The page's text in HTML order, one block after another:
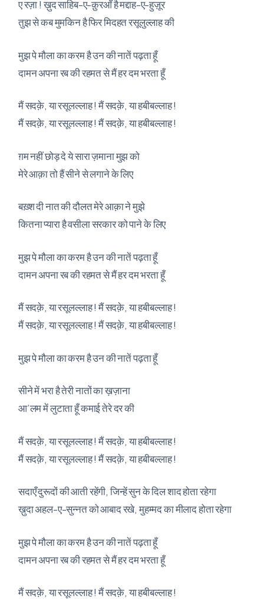
ए रज़ा ! ख़ुद साहिब-ए-क़ुरआँ है मद्दाह-ए-हुज़ूर
तुझ से कब मुमकिन है फिर मिदहत रसूलुल्लाह की
मुझ पे मौला का करम है उन की नातें पढ़ता हूँ
दामन अपना रब की रहमत से मैं हर दम भरता हूँ
मैं सदक़े, या रसूलल्लाह ! मैं सदक़े, या हबीबल्लाह !
मैं सदक़े, या रसूलल्लाह ! मैं सदक़े, या हबीबल्लाह !
ग़म नहीं छोड़ दे ये सारा ज़माना मुझ को
मेरे आक़ा तो हैं सीने से लगाने के लिए
बख़्श दी नात की दौलत मेरे आक़ा ने मुझे
कितना प्यारा है वसीला सरकार को पाने के लिए
मुझ पे मौला का करम है उन की नातें पढ़ता हूँ
दामन अपना रब की रहमत से मैं हर दम भरता हूँ
मैं सदक़े, या रसूलल्लाह ! मैं सदक़े, या हबीबल्लाह !
मैं सदक़े, या रसूलल्लाह ! मैं सदक़े, या हबीबल्लाह !
मुझ पे मौला का करम है उन की नातें पढ़ता हूँ
सीने में भरा है तेरी नातों का ख़ज़ाना
आ’लम में लुटाता हूँ कमाई तेरे दर की
मैं सदक़े, या रसूलल्लाह ! मैं सदक़े, या हबीबल्लाह !
मैं सदक़े, या रसूलल्लाह ! मैं सदक़े, या हबीबल्लाह !
सदाएँ दुरूदों की आती रहेंगी, जिन्हें सुन के दिल शाद होता रहेगा
ख़ुदा अहल-ए-सुन्नत को आबाद रखे, मुहम्मद का मीलाद होता रहेगा
मुझ पे मौला का करम है उन की नातें पढ़ता हूँ
दामन अपना रब की रहमत से मैं हर दम भरता हूँ
मैं सदक़े, या रसूलल्लाह ! मैं सदक़े, या हबीबल्लाह !